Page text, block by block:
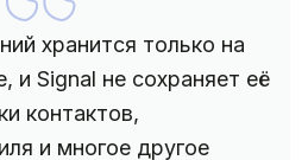
хранится только на
и Signal не сохраняет её
контактов,
и многое другое